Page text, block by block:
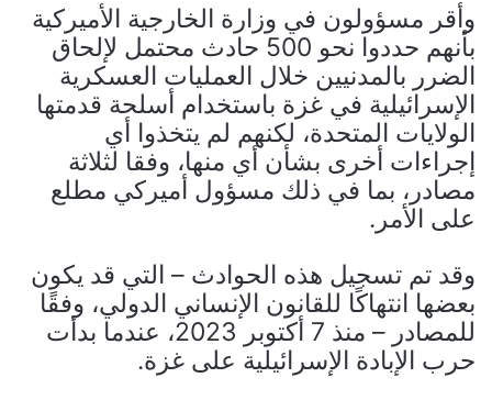
وأقر مسؤولون في وزارة الخارجية الأميركية
بأنهم حددوا نحو 500 حادث محتمل لإلحاق
الضرر بالمدنيين خلال العمليات العسكرية
الإسرائيلية في غزة باستخدام أسلحة قدمتها
الولايات المتحدة، لكنهم لم يتخذوا أي
إجراءات أخرى بشأن أي منها، وفقا لثلاثة
مصادر، بما في ذلك مسؤول أميركي مطلع
على الأمر.
وقد تم تسجيل هذه الحوادث – التي قد يكون
بعضها انتهاكًا للقانون الإنساني الدولي، وفقًا
للمصادر – منذ 7 أكتوبر 2023، عندما بدأت
حرب الإبادة الإسرائيلية على غزة.